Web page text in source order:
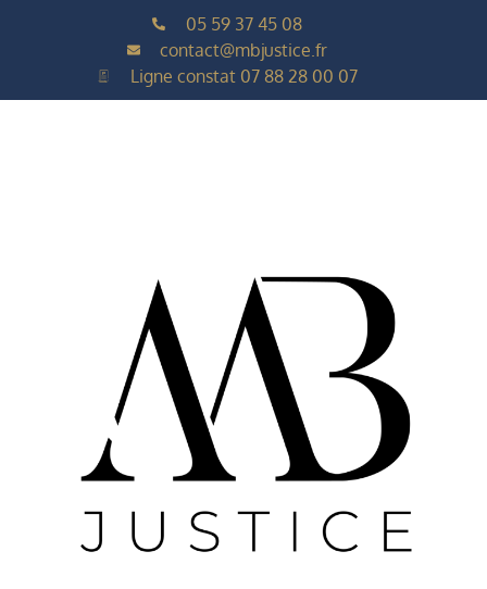
05 59 37 45 08
contact@mbjustice.fr
Ligne constat 07 88 28 00 07